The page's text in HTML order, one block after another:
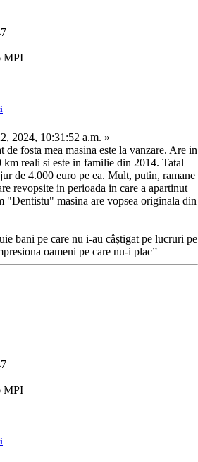
MPI
2024, 10:31:52 a.m. »
de fosta mea masina este la vanzare. Are in
reali si este in familie din 2014. Tatal
de 4.000 euro pe ea. Mult, putin, ramane
revopsite in perioada in care a apartinut
"Dentistu" masina are vopsea originala din
bani pe care nu i-au câștigat pe lucruri pe
oameni pe care nu-i plac”
MPI